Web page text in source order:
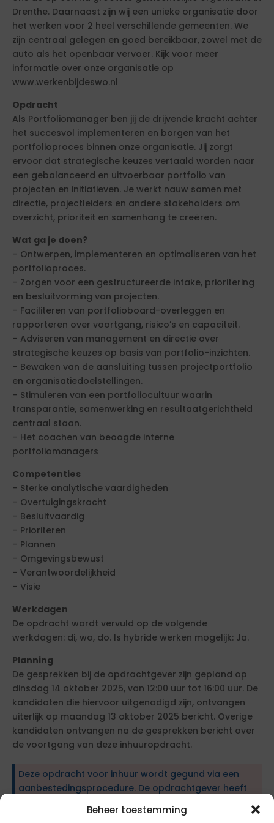
Beheer toestemming
Drenthe. Daarnaast zijn wij een unieke organisatie door
het werken voor 2 heel verschillende gemeenten. We
zijn centraal gelegen en goed bereikbaar, zowel met de
auto als het openbaar vervoer. Kijk voor meer
informatie over onze organisatie op
www.werkenbijdeswo.nl
Opdracht
Als Portfoliomanager ben jij de drijvende kracht achter
het succesvol implementeren en borgen van het
portfolioproces binnen onze organisatie. Jij zorgt
ervoor dat strategische keuzes vertaald worden naar
een gebalanceerd en uitvoerbaar portfolio van
projecten en initiatieven. Je werkt nauw samen met
directie, projectleiders en andere stakeholders om
overzicht, prioriteit en samenhang te creëren.
Wat ga je doen?
– Ontwerpen, implementeren en optimaliseren van het
portfolioproces.
– Zorgen voor een gestructureerde intake, prioritering
en besluitvorming van projecten.
– Faciliteren van portfolioboard-overleggen en
rapporteren over voortgang, risico’s en capaciteit.
– Adviseren van management en directie over
strategische keuzes op basis van portfolio-inzichten.
– Bewaken van de aansluiting tussen projectportfolio
en organisatiedoelstellingen.
– Stimuleren van een portfoliocultuur waarin
transparantie, samenwerking en resultaatgerichtheid
centraal staan.
– Het coachen van beoogde interne
portfoliomanagers
Competenties
– Sterke analytische vaardigheden
– Overtuigingskracht
– Besluitvaardig
– Prioriteren
– Plannen
– Omgevingsbewust
– Verantwoordelijkheid
– Visie
Werkdagen
De opdracht wordt vervuld op de volgende
werkdagen: di, wo, do. Is hybride werken mogelijk: Ja.
Planning
De gesprekken bij de opdrachtgever zijn gepland op
dinsdag 14 oktober 2025, van 12:00 uur tot 16:00 uur. De
kandidaten die hiervoor uitgenodigd zijn, ontvangen
uiterlijk op maandag 13 oktober 2025 bericht. Overige
kandidaten ontvangen na de gesprekken bericht over
de voortgang van deze inhuuropdracht.
Deze opdracht voor inhuur wordt gegund via een
aanbestedingsprocedure. De opdrachtgever heeft
aanmerking te komen, dien je te voldoen aan de